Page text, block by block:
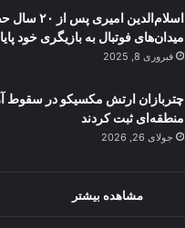
اسلام‌الدین امیری
میدان‌های فوتبال به بازیگری خود
فبروری 8, 2025
چتربازان ارتش مکسیکو در سقوط
منطقه‌ای ثبت کردند
جولای 26, 2026
مشاهده بیشتر